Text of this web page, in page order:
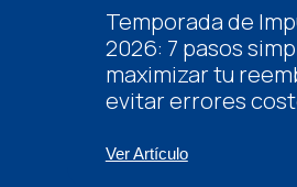
Temporada de
2026: 7 pasos
maximizar tu
evitar errores
Ver Artículo